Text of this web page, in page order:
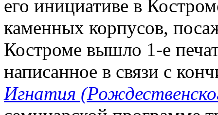
его инициативе в
каменных корпусов,
Костроме вышло 1-е
написанное в связи с
Игнатия